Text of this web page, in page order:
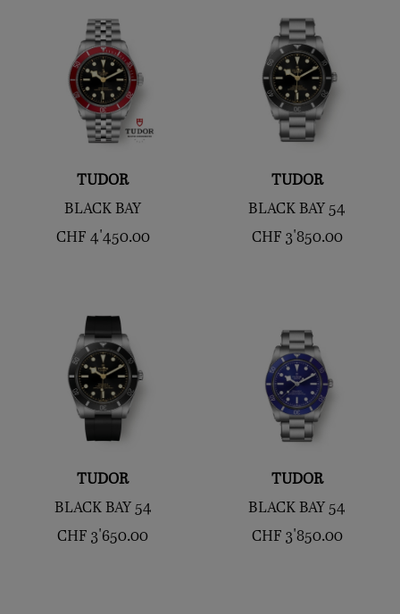
TUDOR
BLACK BAY
CHF 4'450.00
TUDOR
BLACK BAY 54
CHF 3'850.00
TUDOR
BLACK BAY 54
CHF 3'650.00
TUDOR
BLACK BAY 54
CHF 3'850.00